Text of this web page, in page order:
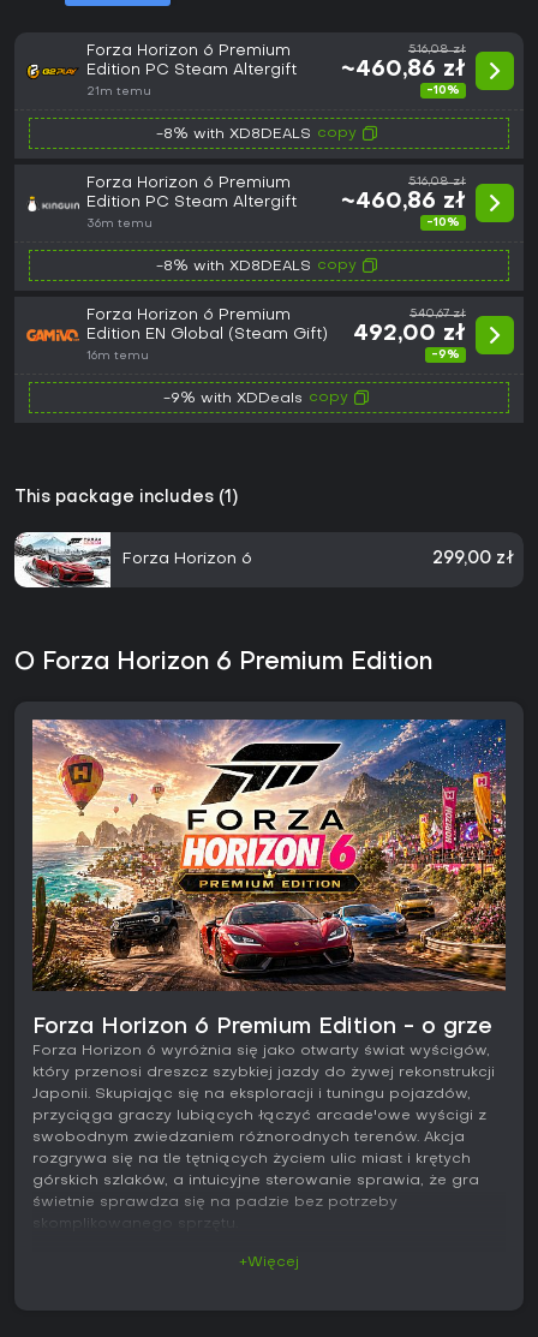
Forza Horizon 6 Premium
Edition PC Steam Altergift
21m temu
516,08 zł
~460,86 zł
-10%
-8% with XD8DEALS copy
Forza Horizon 6 Premium
Edition PC Steam Altergift
36m temu
516,08 zł
~460,86 zł
-10%
-8% with XD8DEALS copy
Forza Horizon 6 Premium
Edition EN Global (Steam Gift)
16m temu
540,67 zł
492,00 zł
-9%
-9% with XDDeals copy
This package includes (1)
Forza Horizon 6 299,00 zł
O Forza Horizon 6 Premium Edition
Forza Horizon 6 Premium Edition - o grze
Forza Horizon 6 wyróżnia się jako otwarty świat wyścigów,
który przenosi dreszcz szybkiej jazdy do żywej rekonstrukcji
Japonii. Skupiając się na eksploracji i tuningu pojazdów,
przyciąga graczy lubiących łączyć arcade'owe wyścigi z
swobodnym zwiedzaniem różnorodnych terenów. Akcja
rozgrywa się na tle tętniących życiem ulic miast i krętych
górskich szlaków, a intuicyjne sterowanie sprawia, że gra
świetnie sprawdza się na padzie bez potrzeby
skomplikowanego sprzętu.
+Więcej